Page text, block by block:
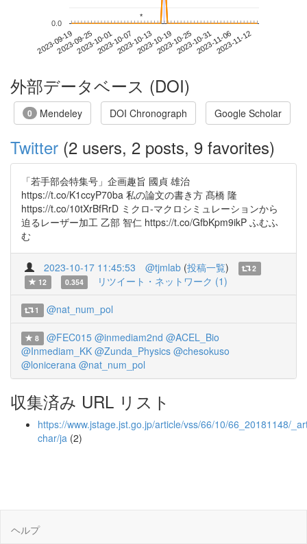
2023-09-192023-09-252023-10-012023-10-072023-10-132023-10-192023-10-252023-10-312023-11-062023-11-12
0.0
**
外部データベース (DOI)
0 Mendeley DOI Chronograph Google Scholar
Twitter (2 users, 2 posts, 9 favorites)
「若手部会特集号」企画趣旨 國貞 雄治
https://t.co/K1ccyP70ba 私の論文の書き方 髙橋 隆
https://t.co/10tXrBfRrD ミクロ-マクロシミュレーションから
迫るレーザー加工 乙部 智仁 https://t.co/GfbKpm9ikP ふむふ
む
2023-10-17 11:45:53 @tjmlab (投稿一覧)
2
12
0.354 リツイート・ネットワーク (1)
1 @nat_num_pol
8 @FEC015 @inmediam2nd @ACEL_Bio
@Inmediam_KK @Zunda_Physics @chesokuso
@lonicerana @nat_num_pol
収集済み URL リスト
https://www.jstage.jst.go.jp/article/vss/66/10/66_20181148/
char/ja (2)
ヘルプ